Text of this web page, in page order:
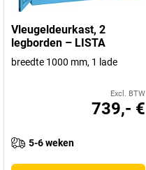
Vleugeldeurkast, 2
legborden – LISTA
breedte 1000 mm, 1 lade
Excl. BTW
739,- €
5-6 weken